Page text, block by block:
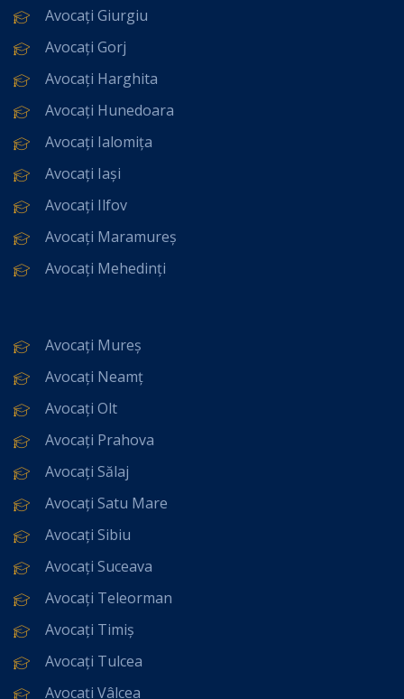
Avocați Giurgiu
Avocați Gorj
Avocați Harghita
Avocați Hunedoara
Avocați Ialomița
Avocați Iași
Avocați Ilfov
Avocați Maramureș
Avocați Mehedinți
Avocați Mureș
Avocați Neamț
Avocați Olt
Avocați Prahova
Avocați Sălaj
Avocați Satu Mare
Avocați Sibiu
Avocați Suceava
Avocați Teleorman
Avocați Timiș
Avocați Tulcea
Avocați Vâlcea